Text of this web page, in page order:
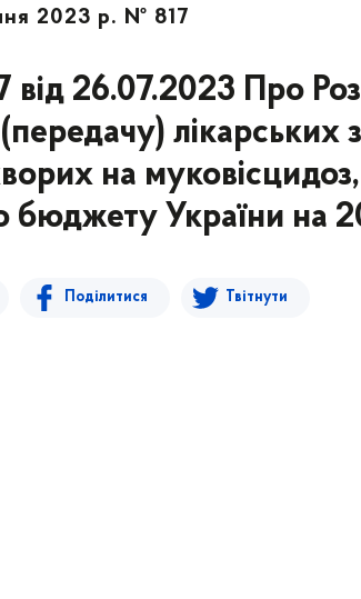
2023 р. № 817
26.07.2023 Про
лікарських
на
бюджету України на
Поділитися Твітнути